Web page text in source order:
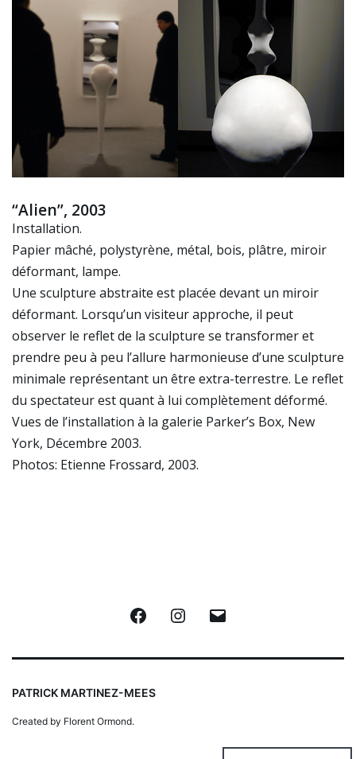
“Alien”, 2003
Installation.
Papier mâché, polystyrène, métal, bois, plâtre, miroir
déformant, lampe.
Une sculpture abstraite est placée devant un miroir
déformant. Lorsqu’un visiteur approche, il peut
observer le reflet de la sculpture se transformer et
prendre peu à peu l’allure harmonieuse d’une sculpture
minimale représentant un être extra-terrestre. Le reflet
du spectateur est quant à lui complètement déformé.
Vues de l’installation à la galerie Parker’s Box, New
York, Décembre 2003.
Photos: Etienne Frossard, 2003.
FacebookInstagram
PATRICK MARTINEZ-MEES
Created by Florent Ormond.